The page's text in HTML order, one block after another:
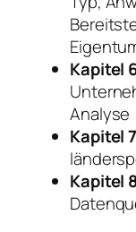
Kapitel
Analyse
Kapitel
Kapitel